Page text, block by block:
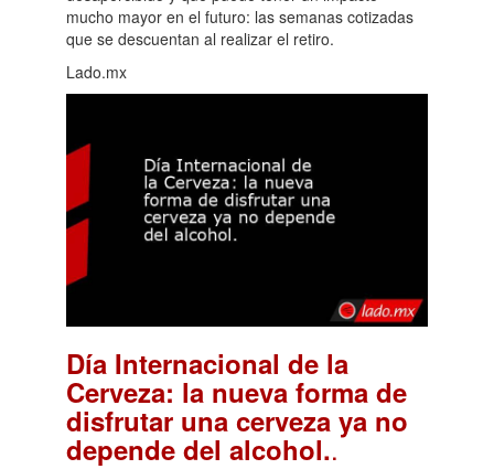
mucho mayor en el futuro: las semanas cotizadas
que se descuentan al realizar el retiro.
Lado.mx
Día Internacional de la
Cerveza: la nueva forma de
disfrutar una cerveza ya no
depende del alcohol..